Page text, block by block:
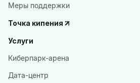
Меры поддержки
Точка кипения
Услуги
Киберпарк-арена
Дата-центр